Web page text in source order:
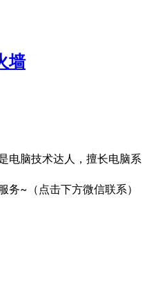
墙
电脑技术达人，擅长电脑系
务~（点击下方微信联系）